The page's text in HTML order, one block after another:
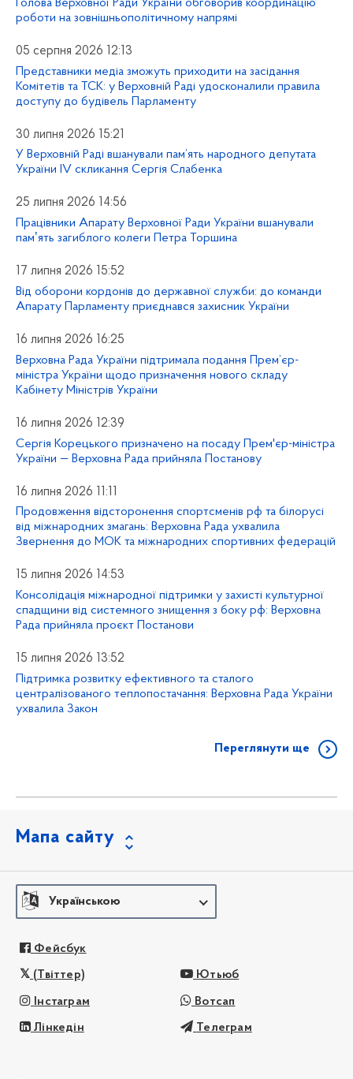
Голова Верховної Ради України обговорив координацію
роботи на зовнішньополітичному напрямі
05 серпня 2026 12:13
Представники медіа зможуть приходити на засідання
Комітетів та ТСК: у Верховній Раді удосконалили правила
доступу до будівель Парламенту
30 липня 2026 15:21
У Верховній Раді вшанували пам’ять народного депутата
України IV скликання Сергія Слабенка
25 липня 2026 14:56
Працівники Апарату Верховної Ради України вшанували
памʼять загиблого колеги Петра Торшина
17 липня 2026 15:52
Від оборони кордонів до державної служби: до команди
Апарату Парламенту приєднався захисник України
16 липня 2026 16:25
Верховна Рада України підтримала подання Прем’єр-
міністра України щодо призначення нового складу
Кабінету Міністрів України
16 липня 2026 12:39
Сергія Корецького призначено на посаду Прем'єр-міністра
України — Верховна Рада прийняла Постанову
16 липня 2026 11:11
Продовження відсторонення спортсменів рф та білорусі
від міжнародних змагань: Верховна Рада ухвалила
Звернення до МОК та міжнародних спортивних федерацій
15 липня 2026 14:53
Консолідація міжнародної підтримки у захисті культурної
спадщини від системного знищення з боку рф: Верховна
Рада прийняла проєкт Постанови
15 липня 2026 13:52
Підтримка розвитку ефективного та сталого
централізованого теплопостачання: Верховна Рада України
ухвалила Закон
Переглянути ще
Мапа сайту
Українською
Фейсбук
(Твіттер) Ютьюб
Інстаграм Вотсап
Лінкедін Телеграм